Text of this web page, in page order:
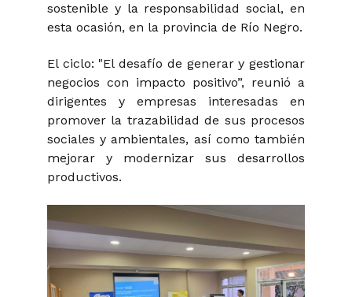
sostenible y la responsabilidad social, en
esta ocasión, en la provincia de Río Negro.
El ciclo: "El desafío de generar y gestionar
negocios con impacto positivo”, reunió a
dirigentes y empresas interesadas en
promover la trazabilidad de sus procesos
sociales y ambientales, así como también
mejorar y modernizar sus desarrollos
productivos.